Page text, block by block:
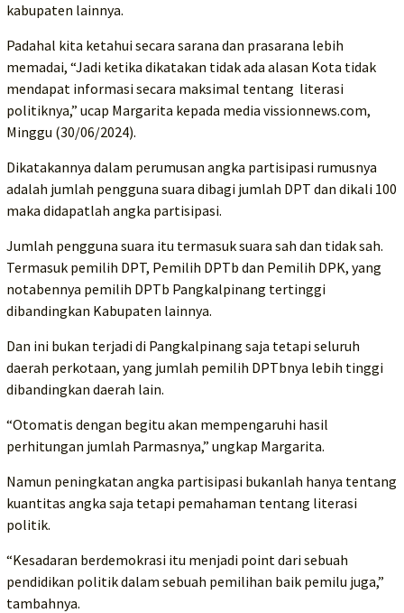
kabupaten lainnya.
Padahal kita ketahui secara sarana dan prasarana lebih
memadai, “Jadi ketika dikatakan tidak ada alasan Kota tidak
mendapat informasi secara maksimal tentang literasi
politiknya,” ucap Margarita kepada media vissionnews.com,
Minggu (30/06/2024).
Dikatakannya dalam perumusan angka partisipasi rumusnya
adalah jumlah pengguna suara dibagi jumlah DPT dan dikali 100
maka didapatlah angka partisipasi.
Jumlah pengguna suara itu termasuk suara sah dan tidak sah.
Termasuk pemilih DPT, Pemilih DPTb dan Pemilih DPK, yang
notabennya pemilih DPTb Pangkalpinang tertinggi
dibandingkan Kabupaten lainnya.
Dan ini bukan terjadi di Pangkalpinang saja tetapi seluruh
daerah perkotaan, yang jumlah pemilih DPTbnya lebih tinggi
dibandingkan daerah lain.
“Otomatis dengan begitu akan mempengaruhi hasil
perhitungan jumlah Parmasnya,” ungkap Margarita.
Namun peningkatan angka partisipasi bukanlah hanya tentang
kuantitas angka saja tetapi pemahaman tentang literasi
politik.
“Kesadaran berdemokrasi itu menjadi point dari sebuah
pendidikan politik dalam sebuah pemilihan baik pemilu juga,”
tambahnya.